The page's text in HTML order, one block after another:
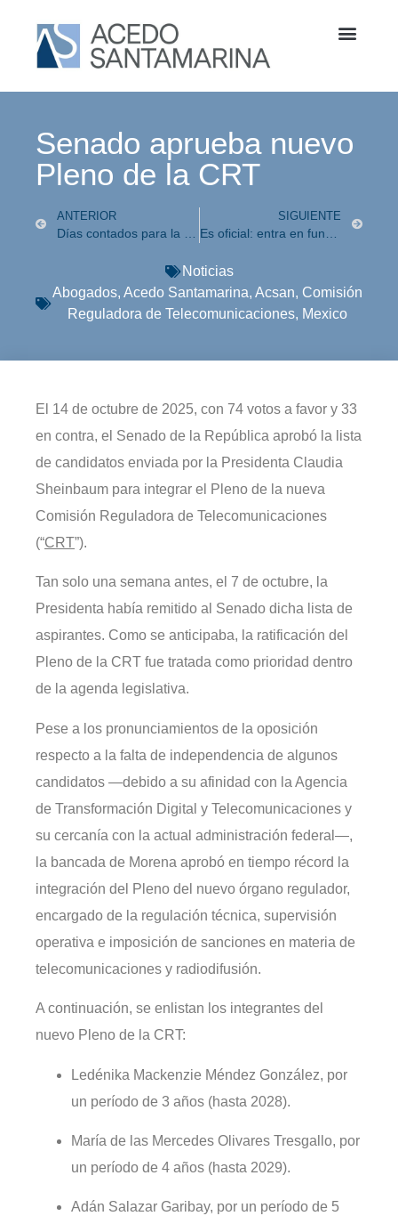
Senado aprueba nuevo
Pleno de la CRT
ANTERIOR SIGUIENTE
Noticias
Abogados, Acedo Santamarina, Acsan, Comisión
Reguladora de Telecomunicaciones, Mexico
El 14 de octubre de 2025, con 74 votos a favor y 33
en contra, el Senado de la República aprobó la lista
de candidatos enviada por la Presidenta Claudia
Sheinbaum para integrar el Pleno de la nueva
Comisión Reguladora de Telecomunicaciones
(“CRT”).
Tan solo una semana antes, el 7 de octubre, la
Presidenta había remitido al Senado dicha lista de
aspirantes. Como se anticipaba, la ratificación del
Pleno de la CRT fue tratada como prioridad dentro
de la agenda legislativa.
Pese a los pronunciamientos de la oposición
respecto a la falta de independencia de algunos
candidatos —debido a su afinidad con la Agencia
de Transformación Digital y Telecomunicaciones y
su cercanía con la actual administración federal—,
la bancada de Morena aprobó en tiempo récord la
integración del Pleno del nuevo órgano regulador,
encargado de la regulación técnica, supervisión
operativa e imposición de sanciones en materia de
telecomunicaciones y radiodifusión.
A continuación, se enlistan los integrantes del
nuevo Pleno de la CRT:
Ledénika Mackenzie Méndez González, por
un período de 3 años (hasta 2028).
María de las Mercedes Olivares Tresgallo, por
un período de 4 años (hasta 2029).
Adán Salazar Garibay, por un período de 5